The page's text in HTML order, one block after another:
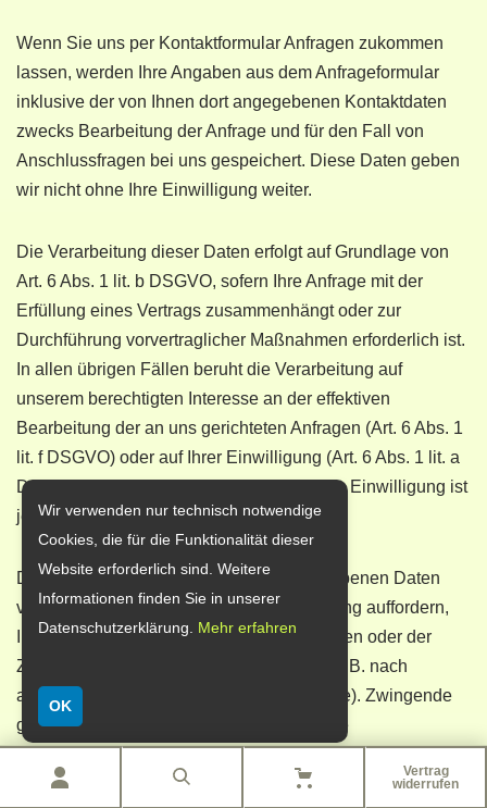
Wenn Sie uns per Kontaktformular Anfragen zukommen
lassen, werden Ihre Angaben aus dem Anfrageformular
inklusive der von Ihnen dort angegebenen Kontaktdaten
zwecks Bearbeitung der Anfrage und für den Fall von
Anschlussfragen bei uns gespeichert. Diese Daten geben
wir nicht ohne Ihre Einwilligung weiter.
Die Verarbeitung dieser Daten erfolgt auf Grundlage von
Art. 6 Abs. 1 lit. b DSGVO, sofern Ihre Anfrage mit der
Erfüllung eines Vertrags zusammenhängt oder zur
Durchführung vorvertraglicher Maßnahmen erforderlich ist.
In allen übrigen Fällen beruht die Verarbeitung auf
unserem berechtigten Interesse an der effektiven
Bearbeitung der an uns gerichteten Anfragen (Art. 6 Abs. 1
lit. f DSGVO) oder auf Ihrer Einwilligung (Art. 6 Abs. 1 lit. a
DSGVO) sofern diese abgefragt wurde; die Einwilligung ist
jederzeit widerrufbar.
Die von Ihnen im Kontaktformular eingegebenen Daten
verbleiben bei uns, bis Sie uns zur Löschung auffordern,
Ihre Einwilligung zur Speicherung widerrufen oder der
Zweck für die Datenspeicherung entfällt (z. B. nach
abgeschlossener Bearbeitung Ihrer Anfrage). Zwingende
gesetzliche Bestimmungen – insbesondere
Aufbewahrungsfristen – bleiben unberührt.
Wir verwenden nur technisch notwendige
Cookies, die für die Funktionalität dieser
Website erforderlich sind. Weitere
Informationen finden Sie in unserer
Datenschutzerklärung.
Mehr erfahren
OK
Vertrag
widerrufen